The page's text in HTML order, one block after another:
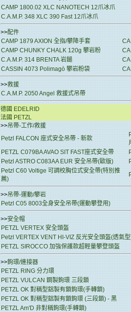
CAMP 1800.02 XLC NANOTECH 12爪冰爪
C.A.M.P. 348 XLC 390 Fast 12爪冰爪
>>配件
CAMP 1879 AXION 全指/攀降手套
CAMP CHUNKY CHALK 120g 攀岩粉
C.A.M.P. 314 BRENTA 岩鎚
CASSIN 4073 Polimagò 攀岩粉袋
>>救援
C.A.M.P. 2050 Angel 救援式吊帶
德國 EDELRID
法國 PETZL
>>吊帶-工作/救援
Petzl FALCON 座式安全吊帶 - 新款
PETZL C079BA AVAO SIT FAST座式安全帶
Petzl ASTRO C083AA EUR 安全吊帶(歐版)
Petzl C60 Voltige 可調校胸位式安全帶(特別推
薦)
>>吊帶-運動/攀岩
Petzl C05 8003全身安全吊帶(運動攀登用)
>>安全帽
PETZL VERTEX 安全頭盔
Petzl VERTEX VENT HI-VIZ 反光安全頭盔(透氣
PETZL SIROCCO 加強保護款超輕量攀登頭盔
>>鉤環/連接器
PETZL RING 分力環
PETZL VULCAN 鋼製鉤環 三段鎖
PETZL OK 對稱型鋁製有鎖鉤環(手轉鎖)
PETZL OK 對稱型鋁製有鎖鉤環 (三段鎖) - 黑
PETZL Am'D 非對稱鉤環(手轉鎖)